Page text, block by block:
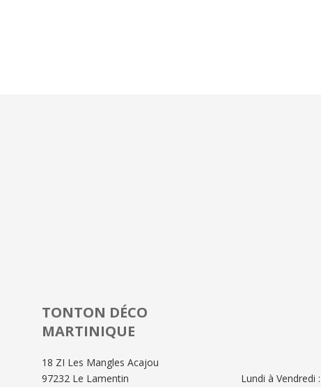
TONTON DÉCO
MARTINIQUE
18 ZI Les Mangles Acajou
97232 Le Lamentin
Lundi à Vendredi :